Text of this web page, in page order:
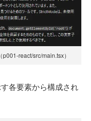
react/src/main.tsx）
各要素から構成され